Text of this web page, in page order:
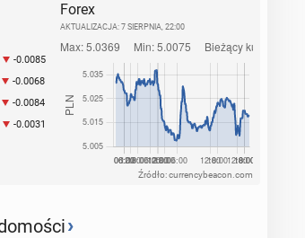
-0.0085
-0.0068
-0.0084
-0.0031
Forex
AKTUALIZACJA: 7 SIERPNIA, 22:00
Źródło: currencybeacon.com
›